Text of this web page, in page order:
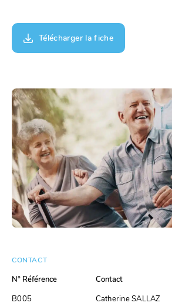
Télécharger la fiche
CONTACT
N° Référence
B005
Contact
Catherine SALLAZ